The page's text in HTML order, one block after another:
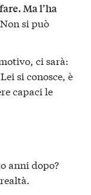
Ma l’ha
si può
ci sarà:
si conosce, è
capaci le
anni dopo?